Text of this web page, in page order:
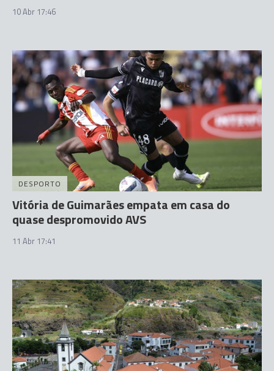
10 Abr 17:46
DESPORTO
Vitória de Guimarães empata em casa do
quase despromovido AVS
11 Abr 17:41